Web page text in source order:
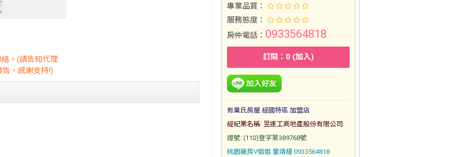
。(請告知代理
，感謝支持!)
專業品質：
服務態度：
房仲電話： 0933564818
訂閱：0 (加入)
有巢氏房屋 經國特區 加盟店
經紀業名稱: 昱達工商地產股份有限公司
證號: (110)登字第389768號
桃園廠房V姐姐 董靖緹 0933564818